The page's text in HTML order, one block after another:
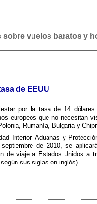
sobre vuelos baratos y
de EEUU
por la tasa de 14
europeos que no necesitan
Rumaní­a, Bulgaria y
Interior, Aduanas y
de 2010, se
de viaje a Estados Unidos a
según sus siglas en inglés).